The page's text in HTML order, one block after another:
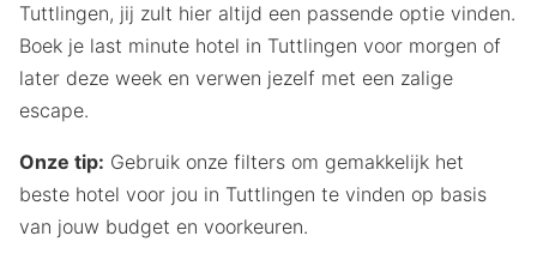
Tuttlingen, jij zult hier altijd een passende optie vinden.
Boek je last minute hotel in Tuttlingen voor morgen of
later deze week en verwen jezelf met een zalige
escape.
Onze tip: Gebruik onze filters om gemakkelijk het
beste hotel voor jou in Tuttlingen te vinden op basis
van jouw budget en voorkeuren.